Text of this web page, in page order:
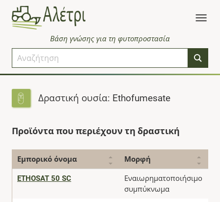
Βάση γνώσης για τη φυτοπροστασία
Δραστική ουσία: Ethofumesate
Προϊόντα που περιέχουν τη δραστική
Εμπορικό όνομα Μορφή
ETHOSAT 50 SC
Εναιωρηματοποιήσιμο
συμπύκνωμα